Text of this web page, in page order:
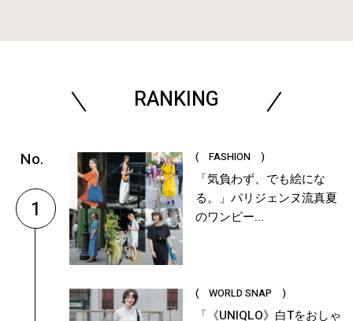
RANKING
1
( FASHION )
「気負わず、でも絵にな
る。」パリジェンヌ流真夏
のワンピー...
( WORLD SNAP )
「《UNIQLO》白Tをおしゃ